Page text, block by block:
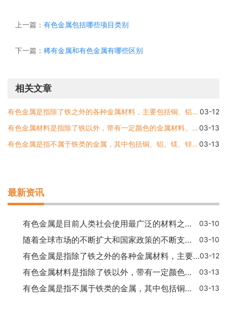
上一篇： 有色金属包括哪些项目类别
下一篇： 稀有金属和有色金属有哪些区别
相关文章
有色金属是指除了铁之外的各种金属材料，主要包括铜、铝、镁、锌、钛、镍、钨、钼、铅、锡、银、金、铂等金属。这些有色金属对人类的历史和文明进程产生了重要的影响，被广泛 03-12
有色金属材料是指除了铁以外，带有一定颜色的金属材料。根据元素的不同，有色金属材料种类众多，其中常见的有铜、铝、锌、铅、镁、钛等。下面就让我们来详细了解一下这些常用03-13
有色金属是指不属于铁类的金属，其中包括铜、铝、镁、锌和钛等材料，在工业和生活生产中有广泛的用途。有色金属通常具有优良的物理、化学性能和较高的导电、导热性能，应用范03-13
最新资讯
有色金属是目前人类社会使用最广泛的材料之一，其种类较多，包括铜、铝、镁、钛、锌、铝合金等。而为什么将这些金属划分为有色金属呢？我们可以从以下几个方面来解释：有色金 03-10
随着全球市场的不断扩大和国家政策的不断支持，有色金属行业的发展呈现出了稳步增长的趋势。据统计，目前全球有色金属行业的总产值已经超过了数万亿美元，其中铜、铝、镍、锌 03-10
有色金属是指除了铁之外的各种金属材料，主要包括铜、铝、镁、锌、钛、镍、钨、钼、铅、锡、银、金、铂等金属。这些有色金属对人类的历史和文明进程产生了重要的影响，被广泛03-12
有色金属材料是指除了铁以外，带有一定颜色的金属材料。根据元素的不同，有色金属材料种类众多，其中常见的有铜、铝、锌、铅、镁、钛等。下面就让我们来详细了解一下这些常用 03-13
有色金属是指不属于铁类的金属，其中包括铜、铝、镁、锌和钛等材料，在工业和生活生产中有广泛的用途。有色金属通常具有优良的物理、化学性能和较高的导电、导热性能，应用范 03-13